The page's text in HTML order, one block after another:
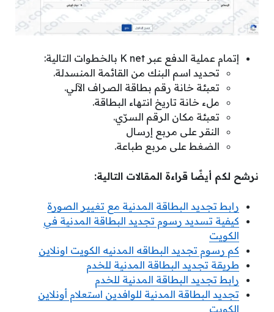
إتمام عملية الدفع عبر K net بالخطوات التالية:
تحديد اسم البنك من القائمة المنسدلة.
تعبئة خانة رقم بطاقة الصراف الآلي.
ملء خانة تاريخ انتهاء البطاقة.
تعبئة مكان الرقم السرّي.
النقر على مربع إرسال
الضغط على مربع طباعة.
نرشح لكم أيضًا قراءة المقالات التالية:
رابط تجديد البطاقة المدنية مع تغيير الصورة
كيفية تسديد رسوم تجديد البطاقة المدنية في
الكويت
كم رسوم تجديد البطاقه المدنيه الكويت اونلاين
طريقة تجديد البطاقة المدنية للخدم
رابط تجديد البطاقة المدنية للخدم
تجديد البطاقة المدنية للوافدين استعلام أونلاين
الكويت